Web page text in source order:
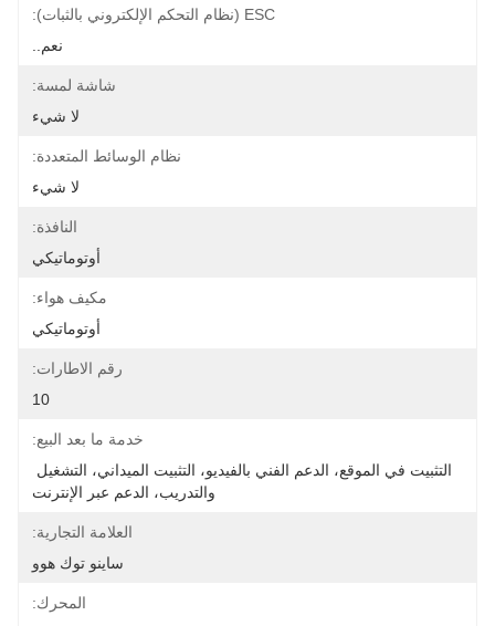
ESC (نظام التحكم الإلكتروني بالثبات):
نعم..
شاشة لمسة:
لا شيء
نظام الوسائط المتعددة:
لا شيء
النافذة:
أوتوماتيكي
مكيف هواء:
أوتوماتيكي
رقم الاطارات:
10
خدمة ما بعد البيع:
والتدريب، الدعم عبر الإنترنت
العلامة التجارية:
ساينو توك هوو
المحرك: